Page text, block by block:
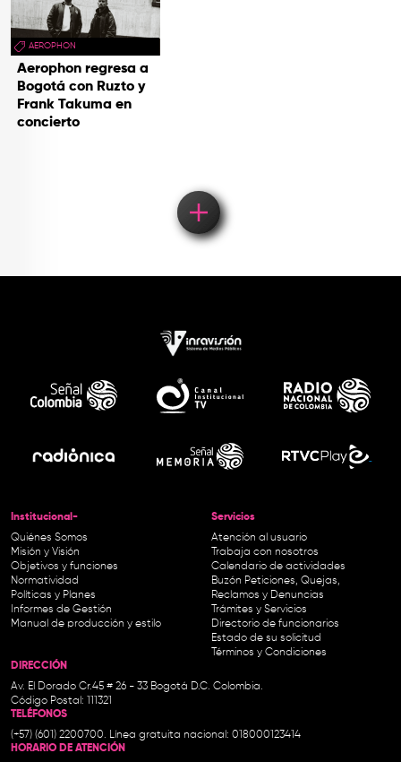
AEROPHON
Aerophon regresa a
Bogotá con Ruzto y
Frank Takuma en
concierto
Institucional-
Quiénes Somos
Misión y Visión
Objetivos y funciones
Normatividad
Políticas y Planes
Informes de Gestión
Manual de producción y estilo
Servicios
Atención al usuario
Trabaja con nosotros
Calendario de actividades
Buzón Peticiones, Quejas,
Reclamos y Denuncias
Trámites y Servicios
Directorio de funcionarios
Estado de su solicitud
Términos y Condiciones
DIRECCIÓN
Av. El Dorado Cr.45 # 26 - 33 Bogotá D.C. Colombia.
Código Postal: 111321
TELÉFONOS
(+57) (601) 2200700. Línea gratuita nacional: 018000123414
HORARIO DE ATENCIÓN